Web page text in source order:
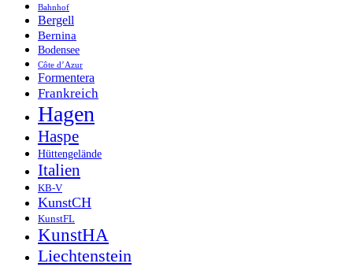
Bahnhof
Bergell
Bernina
Bodensee
Côte d’Azur
Formentera
Frankreich
Hagen
Haspe
Hüttengelände
Italien
KB-V
KunstCH
KunstFL
KunstHA
Liechtenstein